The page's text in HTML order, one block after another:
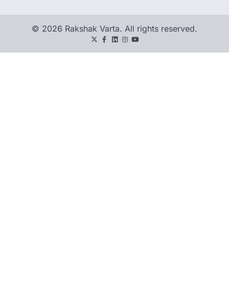
© 2026 Rakshak Varta. All rights reserved.
TwitterFacebook
LinkedIn
Instagram
youtube